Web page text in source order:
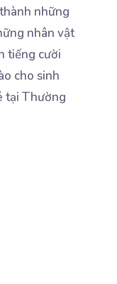
những
nhân vật
tiếng cười
cho sinh
tại Thường